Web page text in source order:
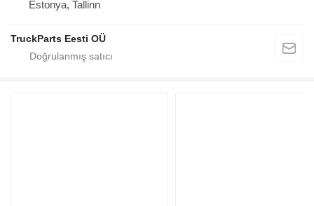
Estonya, Tallinn
TruckParts Eesti OÜ